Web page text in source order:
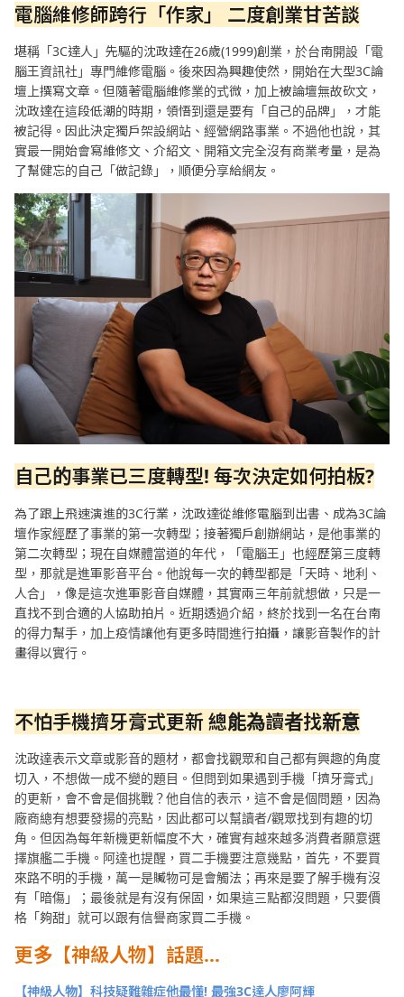
電腦維修師跨行「作家」 二度創業甘苦談
堪稱「3C達人」先驅的沈政達在26歲(1999)創業，於台南開設「電
腦王資訊社」專門維修電腦。後來因為興趣使然，開始在大型3C論
壇上撰寫文章。但隨著電腦維修業的式微，加上被論壇無故砍文，
沈政達在這段低潮的時期，領悟到還是要有「自己的品牌」，才能
被記得。因此決定獨戶架設網站、經營網路事業。不過他也說，其
實最一開始會寫維修文、介紹文、開箱文完全沒有商業考量，是為
了幫健忘的自己「做記錄」，順便分享給網友。
自己的事業已三度轉型! 每次決定如何拍板?
為了跟上飛速演進的3C行業，沈政達從維修電腦到出書、成為3C論
壇作家經歷了事業的第一次轉型；接著獨戶創辦網站，是他事業的
第二次轉型；現在自媒體當道的年代，「電腦王」也經歷第三度轉
型，那就是進軍影音平台。他說每一次的轉型都是「天時、地利、
人合」，像是這次進軍影音自媒體，其實兩三年前就想做，只是一
直找不到合適的人協助拍片。近期透過介紹，終於找到一名在台南
的得力幫手，加上疫情讓他有更多時間進行拍攝，讓影音製作的計
畫得以實行。
不怕手機擠牙膏式更新 總能為讀者找新意
沈政達表示文章或影音的題材，都會找觀眾和自己都有興趣的角度
切入，不想做一成不變的題目。但問到如果遇到手機「擠牙膏式」
的更新，會不會是個挑戰？他自信的表示，這不會是個問題，因為
廠商總有想要發揚的亮點，因此都可以幫讀者/觀眾找到有趣的切
角。但因為每年新機更新幅度不大，確實有越來越多消費者願意選
擇旗艦二手機。阿達也提醒，買二手機要注意幾點，首先，不要買
來路不明的手機，萬一是贓物可是會觸法；再來是要了解手機有沒
有「暗傷」；最後就是有沒有保固，如果這三點都沒問題，只要價
格「夠甜」就可以跟有信譽商家買二手機。
更多【神級人物】話題…
【神級人物】科技疑難雜症他最懂! 最強3C達人廖阿輝